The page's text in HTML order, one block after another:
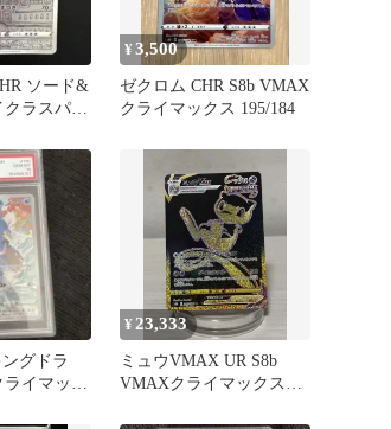
ソード&
ラスパッ
¥3,500
ゼクロム CHR S8b VMAX
クライマックス 195/184
ングドラ
イマック
¥ 23,333
ミュウVMAX UR S8b
VMAXクライマックス